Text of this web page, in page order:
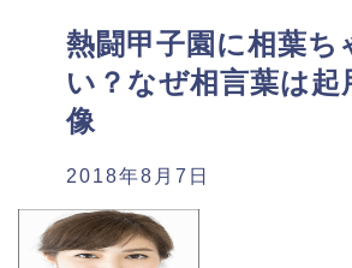
熱闘甲子園に相葉ち
い？なぜ相言葉は
像
2018年8月7日